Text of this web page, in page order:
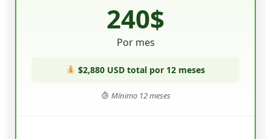
240$
Por mes
$2,880 USD total por 12 meses
Mínimo 12 meses